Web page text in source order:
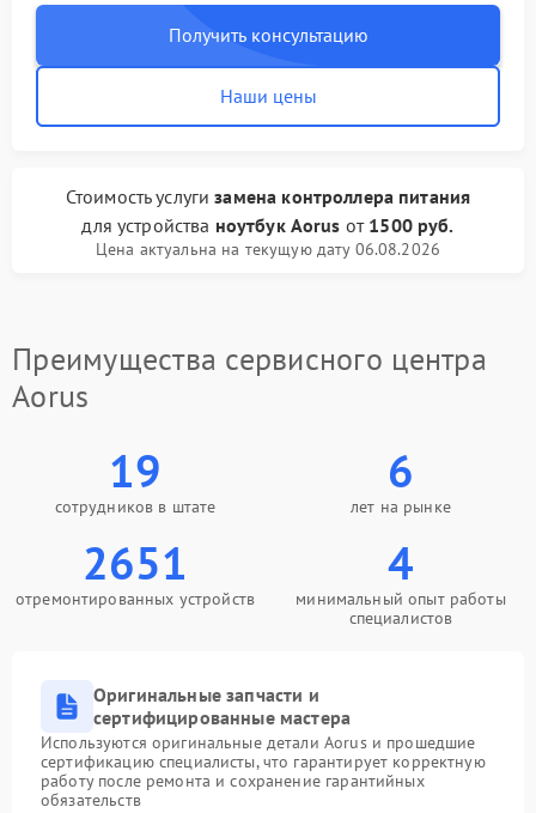
Получить консультацию
Наши цены
Стоимость услугизамена контроллера питания
для устройства ноутбук Aorus от 1500 руб.
Цена актуальна на текущую дату 06.08.2026
Преимущества сервисного центра
Aorus
19
сотрудников в штате
6
лет на рынке
2651
отремонтированных устройств
4
минимальный опыт работы
специалистов
Оригинальные запчасти и
сертифицированные мастера
Используются оригинальные детали Aorus и прошедшие
сертификацию специалисты, что гарантирует корректную
работу после ремонта и сохранение гарантийных
обязательств